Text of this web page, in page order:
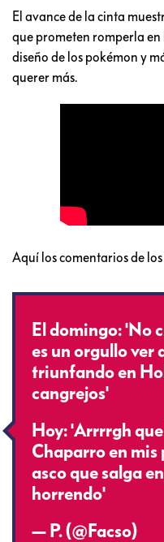
El avance de la cinta
que prometen romperla en
diseño de los pokémon y
querer más.
Aquí los comentarios de
El domingo: 'No
es un orgullo ver
triunfando en
cangrejos'
Hoy: 'Arrrrgh
Chaparro en mis
asco que salga
horrendo'
— P. (@Facso)